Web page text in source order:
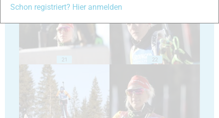
21 22
Schon registriert? Hier anmelden